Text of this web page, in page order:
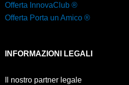
Offerta InnovaClub ®
Offerta Porta un Amico ®
INFORMAZIONI LEGALI
Il nostro partner legale